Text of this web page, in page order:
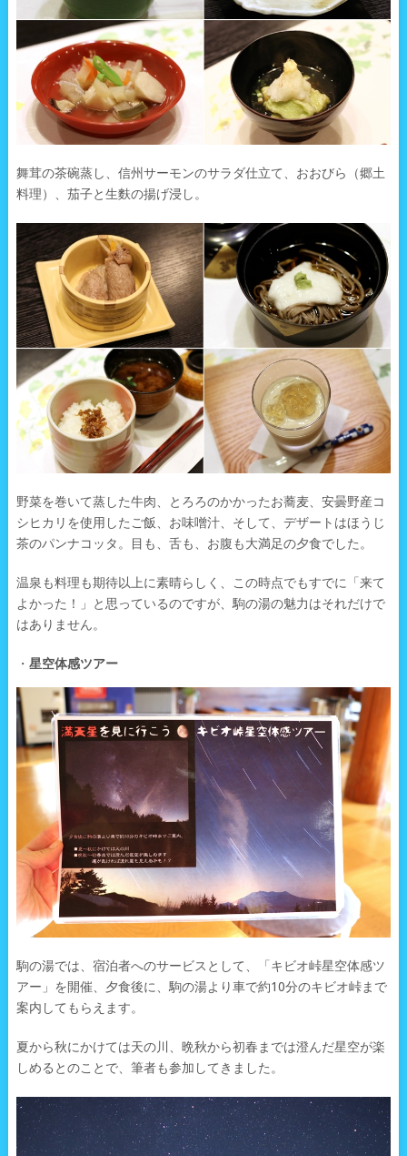
舞茸の茶碗蒸し、信州サーモンのサラダ仕立て、おおびら（郷土
料理）、茄子と生麩の揚げ浸し。
野菜を巻いて蒸した牛肉、とろろのかかったお蕎麦、安曇野産コ
シヒカリを使用したご飯、お味噌汁、そして、デザートはほうじ
茶のパンナコッタ。目も、舌も、お腹も大満足の夕食でした。
温泉も料理も期待以上に素晴らしく、この時点でもすでに「来て
よかった！」と思っているのですが、駒の湯の魅力はそれだけで
はありません。
・ 星空体感ツアー
駒の湯では、宿泊者へのサービスとして、「キビオ峠星空体感ツ
アー」を開催、夕食後に、駒の湯より車で約10分のキビオ峠まで
案内してもらえます。
夏から秋にかけては天の川、晩秋から初春までは澄んだ星空が楽
しめるとのことで、筆者も参加してきました。